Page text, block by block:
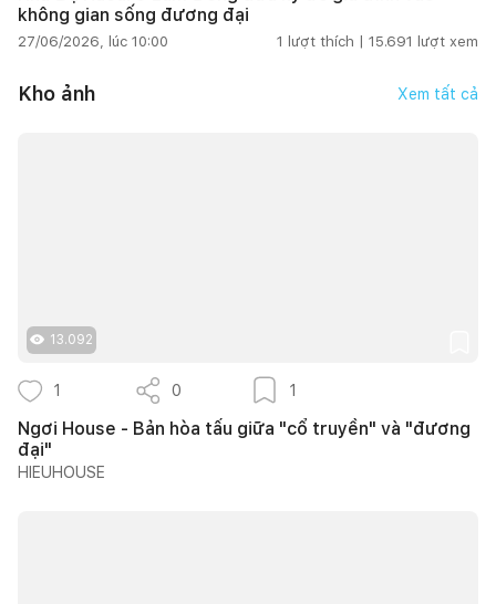
không gian sống đương đại
27/06/2026, lúc 10:00 1 lượt thích | 15.691 lượt xem
Kho ảnh Xem tất cả
13.092
1 0 1
Ngơi House - Bản hòa tấu giữa "cổ truyền" và "đương
đại"
HIEUHOUSE